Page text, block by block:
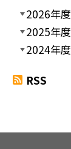
2026年度
2025年度
2024年度
RSS